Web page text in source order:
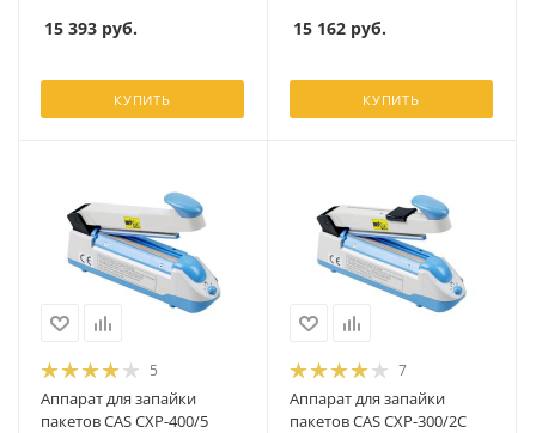
15 393 руб.
КУПИТЬ
15 162 руб.
КУПИТЬ
5
Аппарат для запайки
пакетов CAS CXP-400/5
7
Аппарат для запайки
пакетов CAS CXP-300/2C